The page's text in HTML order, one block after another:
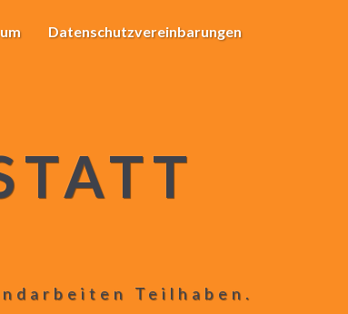
Datenschutzvereinbarungen
Teilhaben.